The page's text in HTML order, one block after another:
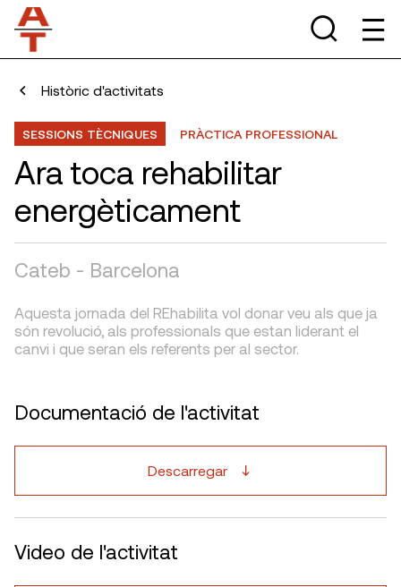
Històric d'activitats
SESSIONS TÈCNIQUES PRÀCTICA PROFESSIONAL
Ara toca rehabilitar
energèticament
Cateb - Barcelona
Aquesta jornada del REhabilita vol donar veu als que ja
són revolució, als professionals que estan liderant el
canvi i que seran els referents per al sector.
Documentació de l'activitat
Descarregar
Video de l'activitat